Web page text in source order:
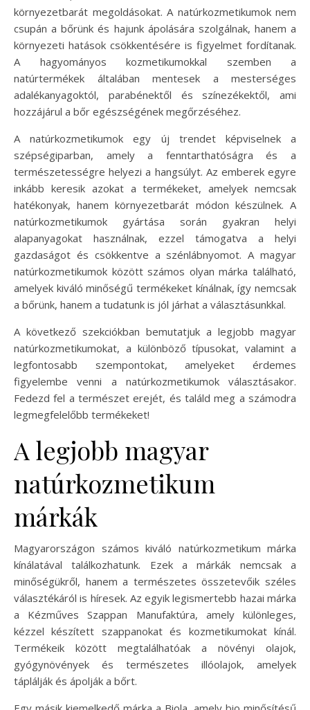
környezetbarát megoldásokat. A natúrkozmetikumok nem
csupán a bőrünk és hajunk ápolására szolgálnak, hanem a
környezeti hatások csökkentésére is figyelmet fordítanak.
A hagyományos kozmetikumokkal szemben a
natúrtermékek általában mentesek a mesterséges
adalékanyagoktól, parabénektől és színezékektől, ami
hozzájárul a bőr egészségének megőrzéséhez.
A natúrkozmetikumok egy új trendet képviselnek a
szépségiparban, amely a fenntarthatóságra és a
természetességre helyezi a hangsúlyt. Az emberek egyre
inkább keresik azokat a termékeket, amelyek nemcsak
hatékonyak, hanem környezetbarát módon készülnek. A
natúrkozmetikumok gyártása során gyakran helyi
alapanyagokat használnak, ezzel támogatva a helyi
gazdaságot és csökkentve a szénlábnyomot. A magyar
natúrkozmetikumok között számos olyan márka található,
amelyek kiváló minőségű termékeket kínálnak, így nemcsak
a bőrünk, hanem a tudatunk is jól járhat a választásunkkal.
A következő szekciókban bemutatjuk a legjobb magyar
natúrkozmetikumokat, a különböző típusokat, valamint a
legfontosabb szempontokat, amelyeket érdemes
figyelembe venni a natúrkozmetikumok választásakor.
Fedezd fel a természet erejét, és találd meg a számodra
legmegfelelőbb termékeket!
A legjobb magyar
natúrkozmetikum
márkák
Magyarországon számos kiváló natúrkozmetikum márka
kínálatával találkozhatunk. Ezek a márkák nemcsak a
minőségükről, hanem a természetes összetevőik széles
választékáról is híresek. Az egyik legismertebb hazai márka
a Kézműves Szappan Manufaktúra, amely különleges,
kézzel készített szappanokat és kozmetikumokat kínál.
Termékeik között megtalálhatóak a növényi olajok,
gyógynövények és természetes illóolajok, amelyek
táplálják és ápolják a bőrt.